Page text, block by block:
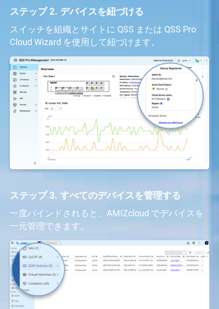
ステップ 2. デバイスを紐づける
スイッチを組織とサイトに QSS または QSS Pro
Cloud Wizard を使用して紐づけます。
ステップ 3. すべてのデバイスを管理する
一度バインドされると、AMIZcloud でデバイスを
一元管理できます。